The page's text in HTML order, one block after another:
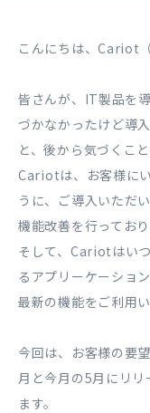
こんにちは、Cariot
皆さんが、IT製品を
づかなかったけど導
と、後から気づくこ
Cariotは、お客様に
うに、ご導入いただ
機能改善を行っており
そして、Cariotはい
るアプリーケーショ
最新の機能をご利用い
今回は、お客様の要
月と今月の5月にリ
ます。